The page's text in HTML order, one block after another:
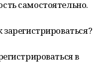
самостоятельно.
в